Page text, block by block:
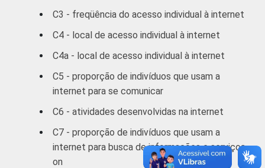
De 16 a 24 anos 81
De 35 a 44 anos 76
60 anos ou mais 77
RENDA
Até 1 SM
C3 - freqüência do acesso individual à internet
C4 - local de acesso individual à internet
C4a - local de acesso individual à internet
C5 - proporção de indivíduos que usam a
internet para se comunicar
C6 - atividades desenvolvidas na internet
C7 - proporção de indivíduos que usam a
internet para busca de informações e serviços
on